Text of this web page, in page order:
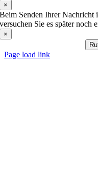
×
Beim Senden Ihrer Nachricht
versuchen Sie es später noch
×
Page load link